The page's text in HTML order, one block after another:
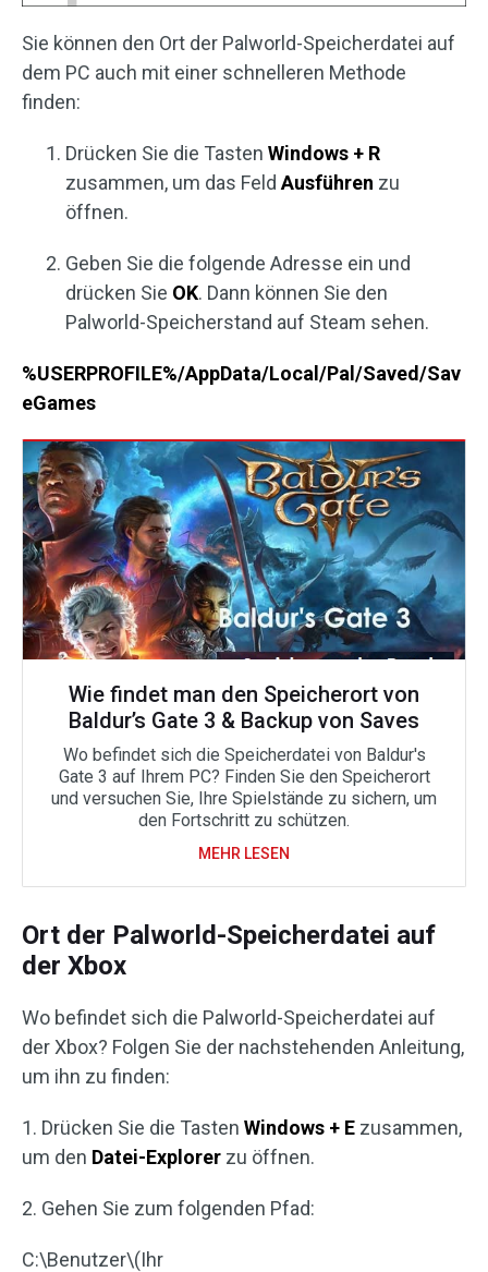
Sie können den Ort der Palworld-Speicherdatei auf
dem PC auch mit einer schnelleren Methode
finden:
Drücken Sie die Tasten Windows + R
zusammen, um das Feld Ausführen zu
öffnen.
Geben Sie die folgende Adresse ein und
drücken Sie OK. Dann können Sie den
Palworld-Speicherstand auf Steam sehen.
%USERPROFILE%/AppData/Local/Pal/Saved/Sav
eGames
Wie findet man den Speicherort von
Baldur’s Gate 3 & Backup von Saves
Wo befindet sich die Speicherdatei von Baldur's
Gate 3 auf Ihrem PC? Finden Sie den Speicherort
und versuchen Sie, Ihre Spielstände zu sichern, um
den Fortschritt zu schützen.
MEHR LESEN
Ort der Palworld-Speicherdatei auf
der Xbox
Wo befindet sich die Palworld-Speicherdatei auf
der Xbox? Folgen Sie der nachstehenden Anleitung,
um ihn zu finden:
1. Drücken Sie die Tasten Windows + E zusammen,
um den Datei-Explorer zu öffnen.
2. Gehen Sie zum folgenden Pfad:
C:\Benutzer\(Ihr